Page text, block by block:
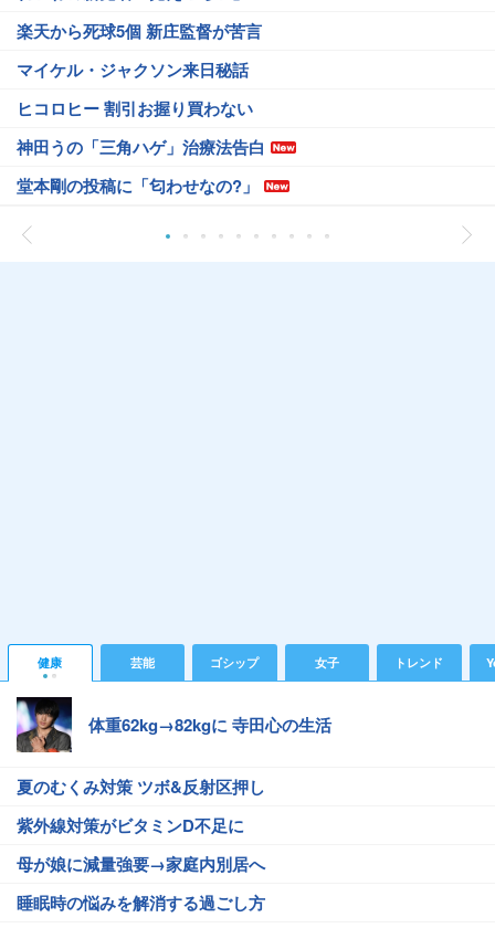
楽天から死球5個 新庄監督が苦言
マイケル・ジャクソン来日秘話
ヒコロヒー 割引お握り買わない
神田うの「三角ハゲ」治療法告白
堂本剛の投稿に「匂わせなの?」
健康 芸能 ゴシップ 女子 トレンド
体重62kg→82kgに 寺田心の生活
夏のむくみ対策 ツボ&反射区押し
紫外線対策がビタミンD不足に
母が娘に減量強要→家庭内別居へ
睡眠時の悩みを解消する過ごし方